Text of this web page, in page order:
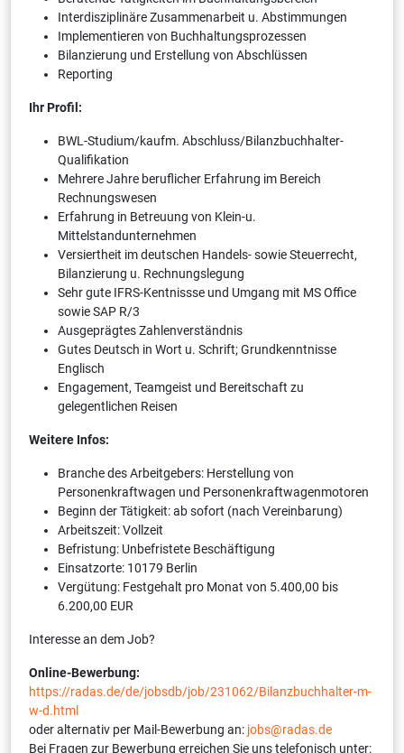
Interdisziplinäre Zusammenarbeit u. Abstimmungen
Implementieren von Buchhaltungsprozessen
Bilanzierung und Erstellung von Abschlüssen
Reporting
Ihr Profil:
BWL-Studium/kaufm. Abschluss/Bilanzbuchhalter-
Qualifikation
Mehrere Jahre beruflicher Erfahrung im Bereich
Rechnungswesen
Erfahrung in Betreuung von Klein-u.
Mittelstandunternehmen
Versiertheit im deutschen Handels- sowie Steuerrecht,
Bilanzierung u. Rechnungslegung
Sehr gute IFRS-Kentnissse und Umgang mit MS Office
sowie SAP R/3
Ausgeprägtes Zahlenverständnis
Gutes Deutsch in Wort u. Schrift; Grundkenntnisse
Englisch
Engagement, Teamgeist und Bereitschaft zu
gelegentlichen Reisen
Weitere Infos:
Branche des Arbeitgebers: Herstellung von
Personenkraftwagen und Personenkraftwagenmotoren
Beginn der Tätigkeit: ab sofort (nach Vereinbarung)
Arbeitszeit: Vollzeit
Befristung: Unbefristete Beschäftigung
Einsatzorte: 10179 Berlin
Vergütung: Festgehalt pro Monat von 5.400,00 bis
6.200,00 EUR
Interesse an dem Job?
Online-Bewerbung:
https://radas.de/de/jobsdb/job/231062/Bilanzbuchhalter-m-
w-d.html
oder alternativ per Mail-Bewerbung an: jobs@radas.de
Bei Fragen zur Bewerbung erreichen Sie uns telefonisch unter: